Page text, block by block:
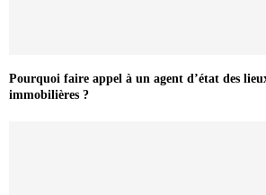
Pourquoi faire appel à un agent d’état des
immobilières ?